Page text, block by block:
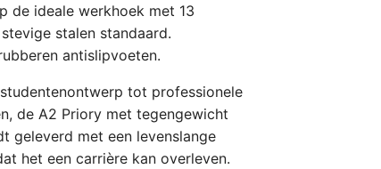
de ideale werkhoek met 13
stalen standaard.
antislipvoeten.
tot professionele
de A2 Priory met tegengewicht
geleverd met een levenslange
het een carrière kan overleven.